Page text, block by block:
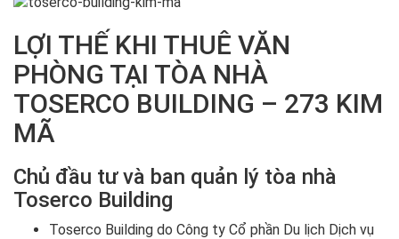
LỢI THẾ KHI THUÊ VĂN
PHÒNG TẠI TÒA NHÀ
TOSERCO BUILDING – 273 KIM
MÃ
Chủ đầu tư và ban quản lý tòa nhà
Toserco Building
Toserco Building do Công ty Cổ phần Du lịch Dịch vụ